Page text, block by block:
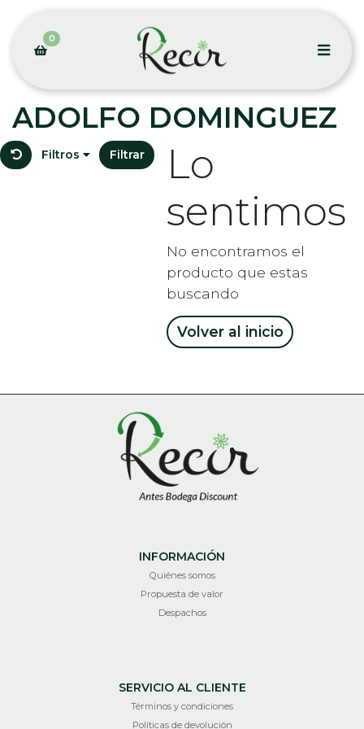
0
ADOLFO DOMINGUEZ
Filtros Filtrar
Lo
sentimos
No encontramos el
producto que estas
buscando
Volver al inicio
INFORMACIÓN
Quiénes somos
Propuesta de valor
Despachos
SERVICIO AL CLIENTE
Términos y condiciones
Políticas de devolución